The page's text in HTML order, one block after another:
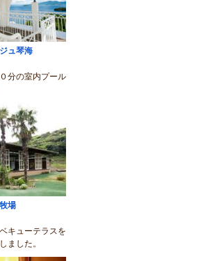
ュ琴海
分の室内プール
場
キューテラスを
ました。